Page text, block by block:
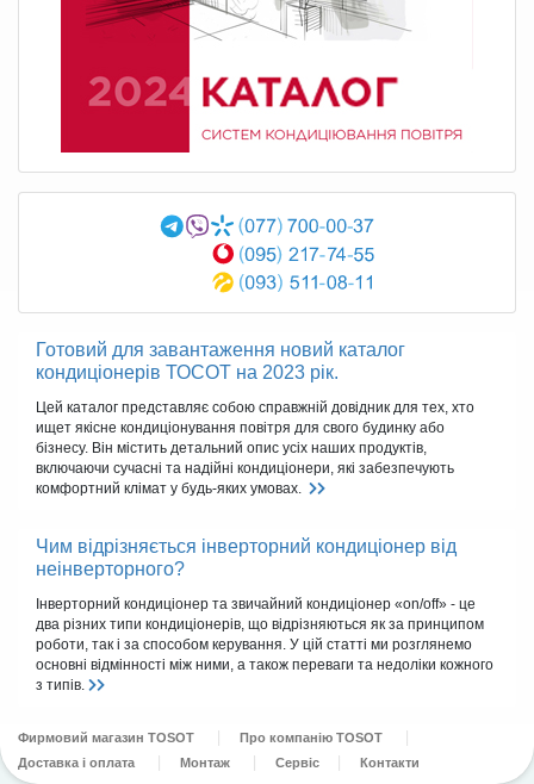
Готовий для завантаження новий каталог
кондиціонерів ТОСОТ на 2023 рік.
Цей каталог представляє собою справжній довідник для тех, хто
ищет якісне кондиціонування повітря для свого будинку або
бізнесу. Він містить детальний опис усіх наших продуктів,
включаючи сучасні та надійні кондиціонери, які забезпечують
комфортний клімат у будь-яких умовах.
Чим відрізняється інверторний кондиціонер від
неінверторного?
Інверторний кондиціонер та звичайний кондиціонер «on/off» - це
два різних типи кондиціонерів, що відрізняються як за принципом
роботи, так і за способом керування. У цій статті ми розглянемо
основні відмінності між ними, а також переваги та недоліки кожного
з типів.
Фирмовий магазин TOSOT
Про компанію TOSOT
Доставка і оплата
Монтаж Сервіс Контакти